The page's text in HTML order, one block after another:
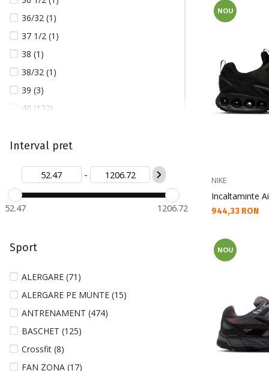
36/32 (1)
37 1/2 (1)
38 (1)
38/32 (1)
39 (3)
40 (122)
40/32 (1)
42 (168)
42 1/2 (172)
44 1/2 (90)
47 1/2 (46)
Interval pret
-
52.47 1206.72
Sport
ALERGARE (71)
ALERGARE PE MUNTE (15)
ANTRENAMENT (474)
BASCHET (125)
Crossfit (8)
FAN ZONA (17)
NOU
NIKE
Incaltaminte
Текуща цена:
944,33 RON
NOU